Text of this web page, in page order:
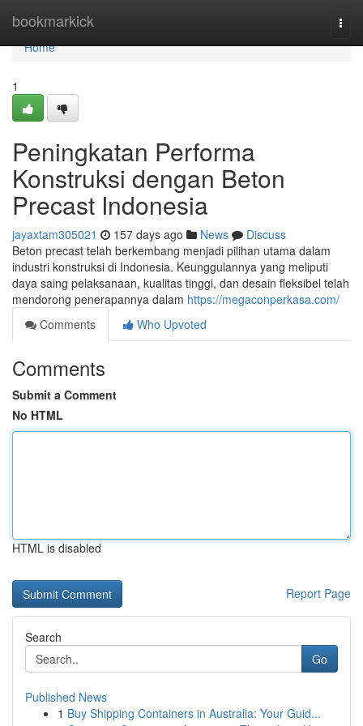
bookmarkick
Home
Home
1
Peningkatan Performa
Konstruksi dengan Beton
Precast Indonesia
jayaxtam305021 157 days ago News
Discuss
Beton precast telah berkembang menjadi pilihan utama dalam
industri konstruksi di Indonesia. Keunggulannya yang meliputi
daya saing pelaksanaan, kualitas tinggi, dan desain fleksibel telah
mendorong penerapannya dalam https://megaconperkasa.com/
Comments
Who Upvoted
Comments
Submit a Comment
No HTML
HTML is disabled
Report Page
Search
Go
Published News
1 Buy Shipping Containers in Australia: Your Guid...